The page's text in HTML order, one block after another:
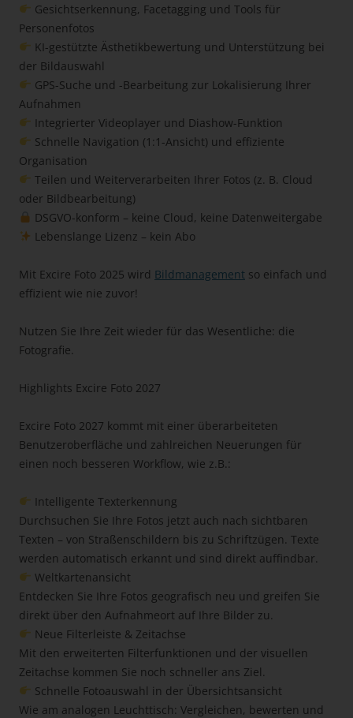
Gesichtserkennung, Facetagging und Tools für
Personenfotos
KI-gestützte Ästhetikbewertung und Unterstützung bei
der Bildauswahl
GPS-Suche und -Bearbeitung zur Lokalisierung Ihrer
Aufnahmen
Integrierter Videoplayer und Diashow-Funktion
Schnelle Navigation (1:1-Ansicht) und effiziente
Organisation
Teilen und Weiterverarbeiten Ihrer Fotos (z. B. Cloud
oder Bildbearbeitung)
DSGVO-konform – keine Cloud, keine Datenweitergabe
Lebenslange Lizenz – kein Abo
Mit Excire Foto 2025 wird Bildmanagement so einfach und
effizient wie nie zuvor!
Nutzen Sie Ihre Zeit wieder für das Wesentliche: die
Fotografie.
Highlights Excire Foto 2027
Excire Foto 2027 kommt mit einer überarbeiteten
Benutzeroberfläche und zahlreichen Neuerungen für
einen noch besseren Workflow, wie z.B.:
Intelligente Texterkennung
Durchsuchen Sie Ihre Fotos jetzt auch nach sichtbaren
Texten – von Straßenschildern bis zu Schriftzügen. Texte
werden automatisch erkannt und sind direkt auffindbar.
Weltkartenansicht
Entdecken Sie Ihre Fotos geografisch neu und greifen Sie
direkt über den Aufnahmeort auf Ihre Bilder zu.
Neue Filterleiste & Zeitachse
Mit den erweiterten Filterfunktionen und der visuellen
Zeitachse kommen Sie noch schneller ans Ziel.
Schnelle Fotoauswahl in der Übersichtsansicht
Wie am analogen Leuchttisch: Vergleichen, bewerten und